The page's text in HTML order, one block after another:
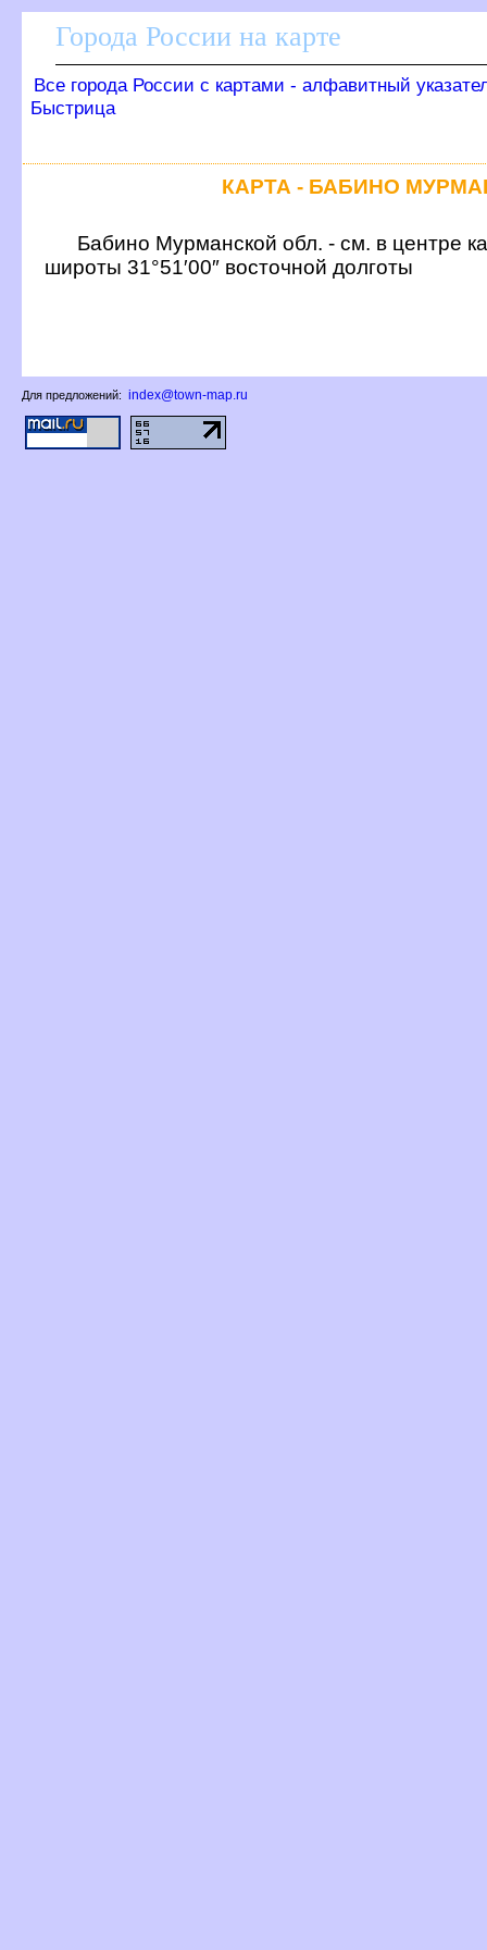
Города России на карте
се города России с картами - алфавитный
Быстрица
КАРТА - БАБИНО
Бабино Мурманской обл. - см. в центре
широты 31°51′00″ восточной долготы
Для предложений: index@town-map.ru